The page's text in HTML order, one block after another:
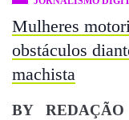
Mulheres
obstáculos
machista
BY
REDAÇÃO